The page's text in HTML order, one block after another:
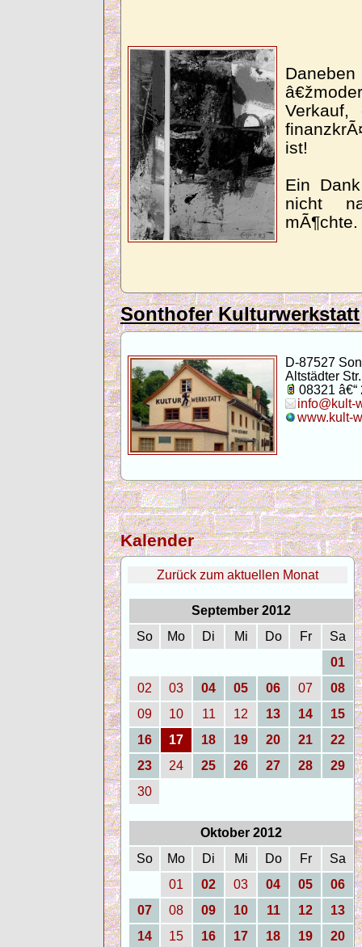
ist!
Ein
nicht
mÃ¶chte.
Sonthofer Kulturwerkstatt
D-87527
Altstädter
08321 â€“
info@kult-
www.kult-
Kalender
Zurück zum aktuellen Monat
September 2012
So
Mo Di Mi Do Fr
Sa
01
02
03 04 05 06 07
08
09
10 11 12 13 14
15
16
17 18 19 20 21
22
23
24 25 26 27 28
29
30
Oktober 2012
So
Mo Di Mi Do Fr
Sa
01
02 03 04 05
06
07
08 09 10 11 12
13
14
15 16 17 18 19
20